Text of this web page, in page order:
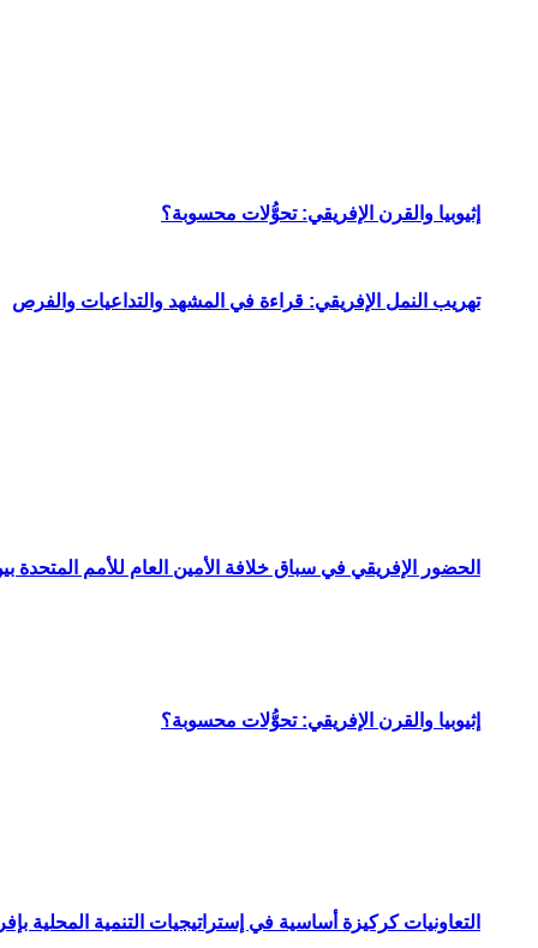
تهريب النمل الإفريقي: قراءة في المشهد والتداعيات والفرص
إثيوبيا والقرن الإفريقي: تحوُّلات محسوبة؟
إثيوبيا والقرن الإفريقي: تحوُّلات محسوبة؟
الحضور الإفريقي في سباق خلافة الأمين العام للأمم المتحدة
التعاونيات كركيزة أساسية في إستراتيجيات التنمية المحلية